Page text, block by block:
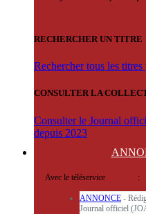
RECHERCHER UN TITRE
Rechercher tous les
CONSULTER LA
Consulter le Journal
depuis 2023
Avec le téléservice :
ANNONCE -
Journal officiel